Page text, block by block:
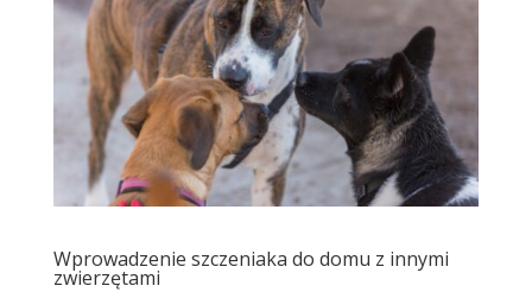
Wprowadzenie szczeniaka do domu z innymi
zwierzętami